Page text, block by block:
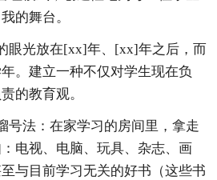
的舞台。
眼光放在[xx]年、[xx]年之后，而
。建立一种不仅对学生现在负
的教育观。
号法：在家学习的房间里，拿走
电视、电脑、玩具、杂志、画
与目前学习无关的好书（这些书